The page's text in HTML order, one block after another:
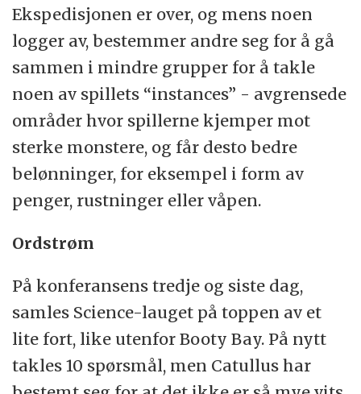
Ekspedisjonen er over, og mens noen
logger av, bestemmer andre seg for å gå
sammen i mindre grupper for å takle
noen av spillets “instances” - avgrensede
områder hvor spillerne kjemper mot
sterke monstere, og får desto bedre
belønninger, for eksempel i form av
penger, rustninger eller våpen.
Ordstrøm
På konferansens tredje og siste dag,
samles Science-lauget på toppen av et
lite fort, like utenfor Booty Bay. På nytt
takles 10 spørsmål, men Catullus har